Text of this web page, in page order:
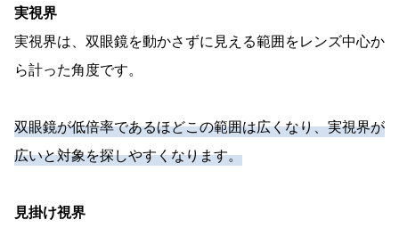
実視界
実視界は、双眼鏡を動かさずに見える範囲をレンズ中心か
ら計った角度です。
双眼鏡が低倍率であるほどこの範囲は広くなり、実視界が
広いと対象を探しやすくなります。
見掛け視界